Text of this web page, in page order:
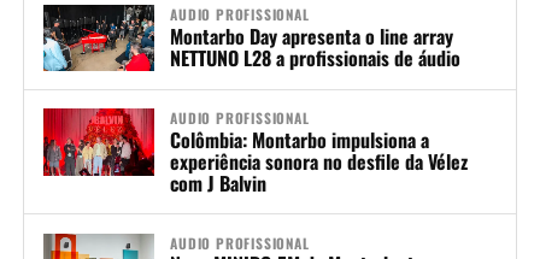
AUDIO PROFISSIONAL
Montarbo Day apresenta o line array
NETTUNO L28 a profissionais de áudio
AUDIO PROFISSIONAL
Colômbia: Montarbo impulsiona a
experiência sonora no desfile da Vélez
com J Balvin
AUDIO PROFISSIONAL